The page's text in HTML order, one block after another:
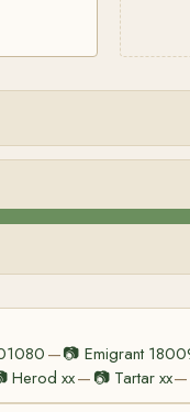
—📷 Emigrant
Herod xx— 📷 Tartar xx—